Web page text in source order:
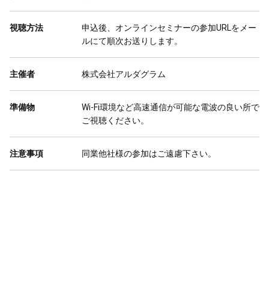
視聴方法
申込後、オンラインセミナーの参加URLをメー
ルにて順次お送りします。
主催者 株式会社アルダグラム
準備物
Wi-Fi環境など高速通信が可能な電波の良い所で
ご視聴ください。
注意事項 同業他社様の参加はご遠慮下さい。